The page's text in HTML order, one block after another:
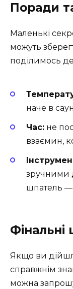
Поради
Маленькі
можуть
поділимось
наче в
Час: не
взаємин,
зручними
шпатель —
Якщо ви
справжнім
можна